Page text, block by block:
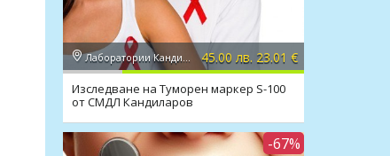
Лаборатории Кандиларов 45.00 лв. 23.01 €
Изследване на Туморен маркер S-100
от СМДЛ Кандиларов
-67%